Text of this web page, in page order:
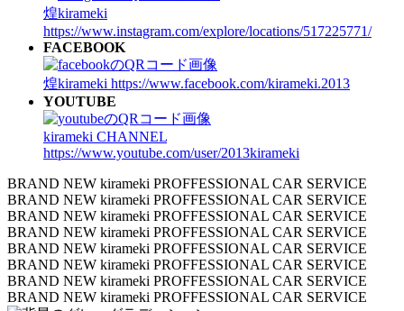
煌kirameki
https://www.instagram.com/explore/locations/517225771/
FACEBOOK
煌kirameki https://www.facebook.com/kirameki.2013
YOUTUBE
kirameki CHANNEL
https://www.youtube.com/user/2013kirameki
BRAND NEW kirameki PROFFESSIONAL CAR SERVICE
BRAND NEW kirameki PROFFESSIONAL CAR SERVICE
BRAND NEW kirameki PROFFESSIONAL CAR SERVICE
BRAND NEW kirameki PROFFESSIONAL CAR SERVICE
BRAND NEW kirameki PROFFESSIONAL CAR SERVICE
BRAND NEW kirameki PROFFESSIONAL CAR SERVICE
BRAND NEW kirameki PROFFESSIONAL CAR SERVICE
BRAND NEW kirameki PROFFESSIONAL CAR SERVICE